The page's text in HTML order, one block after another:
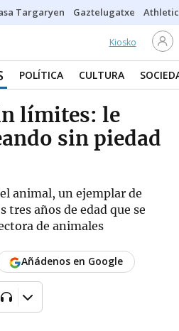
Targaryen Gaztelugatxe Athletic
Kiosko
POLÍTICA CULTURA
límites: le
sin piedad
animal, un ejemplar de
años de edad que se
de animales
Añádenos en Google